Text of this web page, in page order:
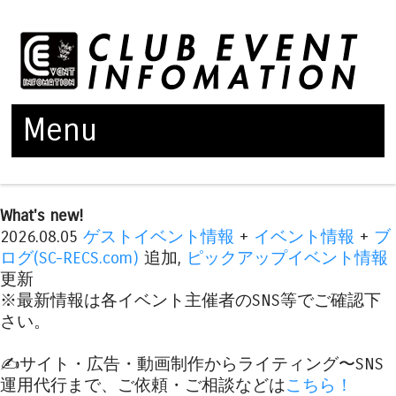
Menu
What's new!
2026.08.05 ゲストイベント情報 + イベント情報 + ブ
ログ(SC-RECS.com) 追加, ピックアップイベント情報
更新
※最新情報は各イベント主催者のSNS等でご確認下
さい。
✍️サイト・広告・動画制作からライティング〜SNS
運用代行まで、ご依頼・ご相談などはこちら！